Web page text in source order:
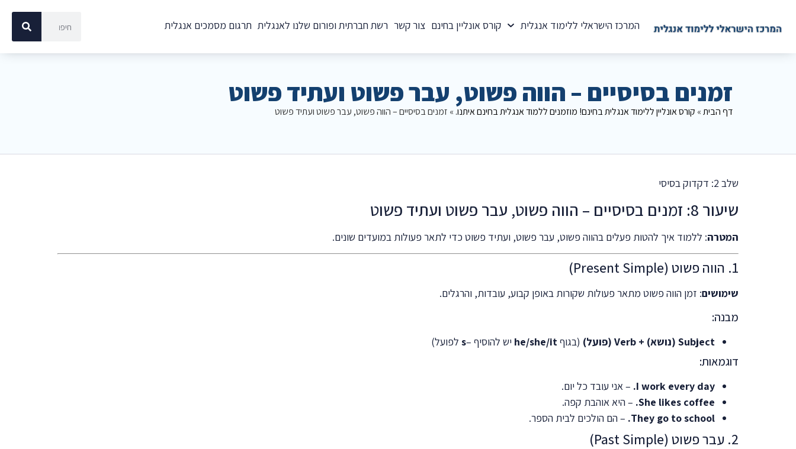
המרכז הישראלי ללימוד אנגלית קורס אונליין בחינם צור קשר רשת חברתית ופורום שלנו לאנגלית תרגום מסמכים אנגלית
זמנים בסיסיים – הווה פשוט, עבר פשוט ועתיד פשוט
דף הבית» קורס אונליין ללימוד אנגלית בחינם! מוזמנים ללמוד אנגלית בחינם איתנו. » זמנים בסיסיים – הווה פשוט, עבר פשוט ועתיד פשוט
שלב 2: דקדוק בסיסי
שיעור 8: זמנים בסיסיים – הווה פשוט, עבר פשוט ועתיד פשוט
המטרה: ללמוד איך להטות פעלים בהווה פשוט, עבר פשוט, ועתיד פשוט כדי לתאר פעולות במועדים שונים.
1. הווה פשוט (Present Simple)
שימושים: זמן הווה פשוט מתאר פעולות שקורות באופן קבוע, עובדות, והרגלים.
מבנה:
Subject (נושא) + Verb (פועל) (בגוף he/she/it יש להוסיף –s לפועל)
דוגמאות:
I work every day. – אני עובד כל יום.
She likes coffee. – היא אוהבת קפה.
They go to school. – הם הולכים לבית הספר.
2. עבר פשוט (Past Simple)